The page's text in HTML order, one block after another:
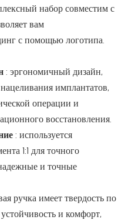
набор совместим с
вам
с помощью логотипа.
: эргономичный дизайн,
имплантатов,
операции и
восстановления.
: используется
1:1 для точного
и точные
ручка имеет твердость по
и комфорт,